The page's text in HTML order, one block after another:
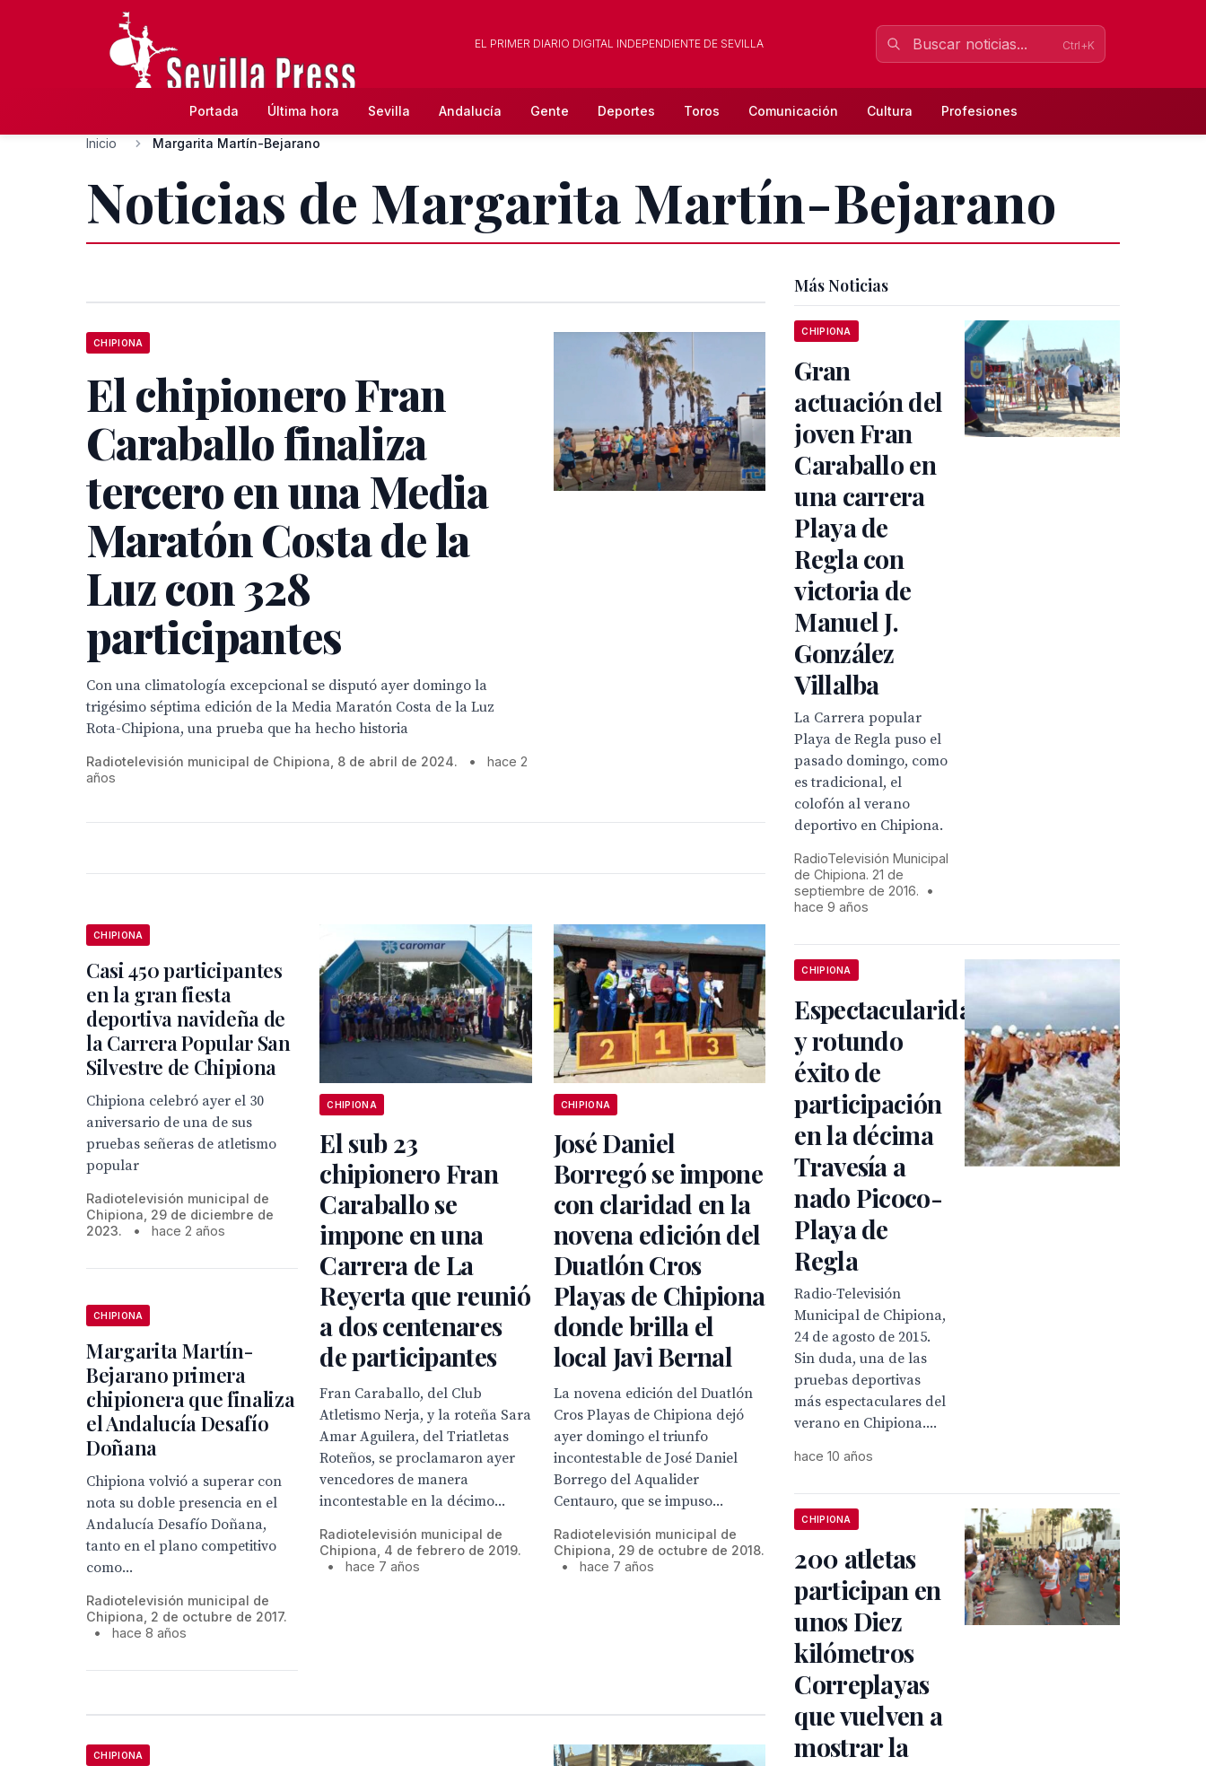
EL PRIMER DIARIO DIGITAL INDEPENDIENTE DE SEVILLA Ctrl+K
Portada Última hora Sevilla Andalucía Gente Deportes Toros Comunicación Cultura Profesiones
Inicio Margarita Martín-Bejarano
Noticias de Margarita Martín-Bejarano
CHIPIONA
El chipionero Fran
Caraballo finaliza
tercero en una Media
Maratón Costa de la
Luz con 328
participantes
Con una climatología excepcional se disputó ayer domingo la
trigésimo séptima edición de la Media Maratón Costa de la Luz
Rota-Chipiona, una prueba que ha hecho historia
Radiotelevisión municipal de Chipiona, 8 de abril de 2024. •
hace 2
años
CHIPIONA
Casi 450 participantes
en la gran fiesta
deportiva navideña de
la Carrera Popular San
Silvestre de Chipiona
Chipiona celebró ayer el 30
aniversario de una de sus
pruebas señeras de atletismo
popular
Radiotelevisión municipal de
Chipiona, 29 de diciembre de
2023.
• hace 2 años
CHIPIONA
El sub 23
chipionero Fran
Caraballo se
impone en una
Carrera de La
Reyerta que reunió
a dos centenares
de participantes
Fran Caraballo, del Club
Atletismo Nerja, y la roteña Sara
Amar Aguilera, del Triatletas
Roteños, se proclamaron ayer
vencedores de manera
incontestable en la décimo...
Radiotelevisión municipal de
Chipiona, 4 de febrero de 2019.
•
hace 7 años
CHIPIONA
José Daniel
Borregó se impone
con claridad en la
novena edición del
Duatlón Cros
Playas de Chipiona
donde brilla el
local Javi Bernal
La novena edición del Duatlón
Cros Playas de Chipiona dejó
ayer domingo el triunfo
incontestable de José Daniel
Borrego del Aqualider
Centauro, que se impuso...
Radiotelevisión municipal de
Chipiona, 29 de octubre de 2018.
•
hace 7 años
CHIPIONA
Margarita Martín-
Bejarano primera
chipionera que finaliza
el Andalucía Desafío
Doñana
Chipiona volvió a superar con
nota su doble presencia en el
Andalucía Desafío Doñana,
tanto en el plano competitivo
como...
Radiotelevisión municipal de
Chipiona, 2 de octubre de 2017.
•
hace 8 años
CHIPIONA
Más Noticias
CHIPIONA
Gran
actuación del
joven Fran
Caraballo en
una carrera
Playa de
Regla con
victoria de
Manuel J.
González
Villalba
La Carrera popular
Playa de Regla puso el
pasado domingo, como
es tradicional, el
colofón al verano
deportivo en Chipiona.
RadioTelevisión Municipal
de Chipiona. 21 de
septiembre de 2016.
•
hace 9 años
CHIPIONA
Espectacularidad
y rotundo
éxito de
participación
en la décima
Travesía a
nado Picoco-
Playa de
Regla
Radio-Televisión
Municipal de Chipiona,
24 de agosto de 2015.
Sin duda, una de las
pruebas deportivas
más espectaculares del
verano en Chipiona....
hace 10 años
CHIPIONA
200 atletas
participan en
unos Diez
kilómetros
Correplayas
que vuelven a
mostrar la